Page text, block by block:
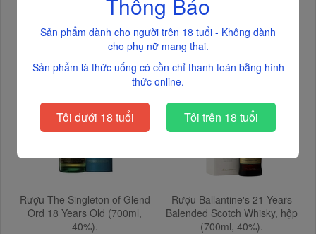
3.555.000₫
3.379.000₫
Rượu The Singleton of Glend
Ord 18 Years Old (700ml,
40%).
Rượu Ballantine's 21 Years
Balended Scotch Whisky, hộp
(700ml, 40%).
Sản phẩm dành cho người trên 18 tuổi - Không dành
cho phụ nữ mang thai.
Sản phẩm là thức uống có cồn chỉ thanh toán bằng hình
thức online.
Tôi dưới 18 tuổi Tôi trên 18 tuổi